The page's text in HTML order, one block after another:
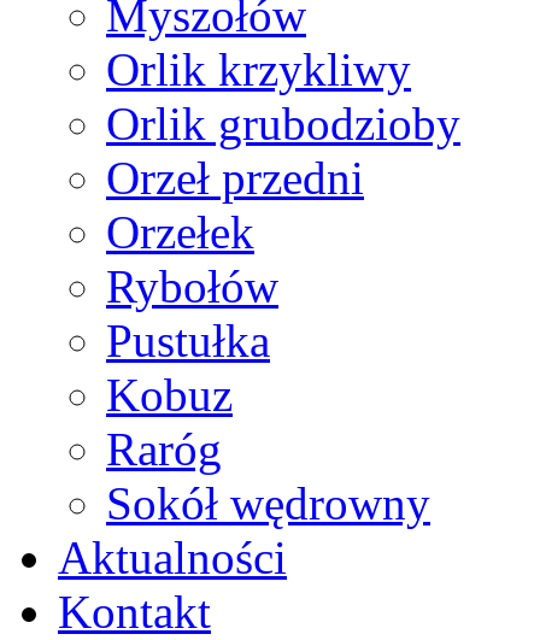
Myszołów
Orlik krzykliwy
Orlik grubodzioby
Orzeł przedni
Orzełek
Rybołów
Pustułka
Kobuz
Raróg
Sokół wędrowny
Aktualności
Kontakt